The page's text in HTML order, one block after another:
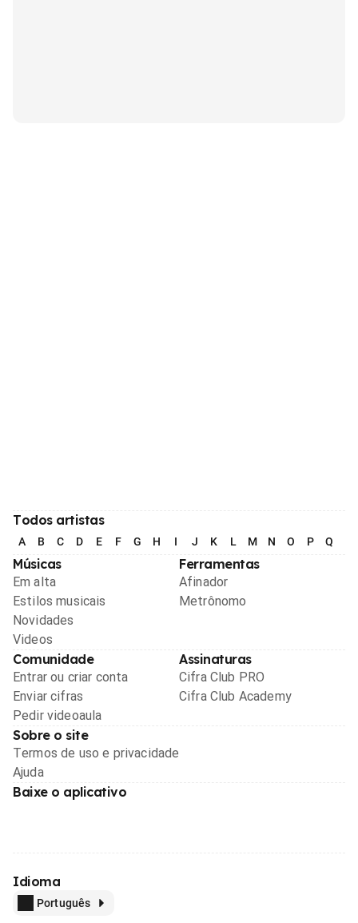
Todos artistas
A B C D E F G H I J K L M N O P Q
Músicas
Em alta
Estilos musicais
Novidades
Videos
Ferramentas
Afinador
Metrônomo
Comunidade
Entrar ou criar conta
Enviar cifras
Pedir videoaula
Assinaturas
Cifra Club PRO
Cifra Club Academy
Sobre o site
Termos de uso e privacidade
Ajuda
Baixe o aplicativo
Idioma
Português